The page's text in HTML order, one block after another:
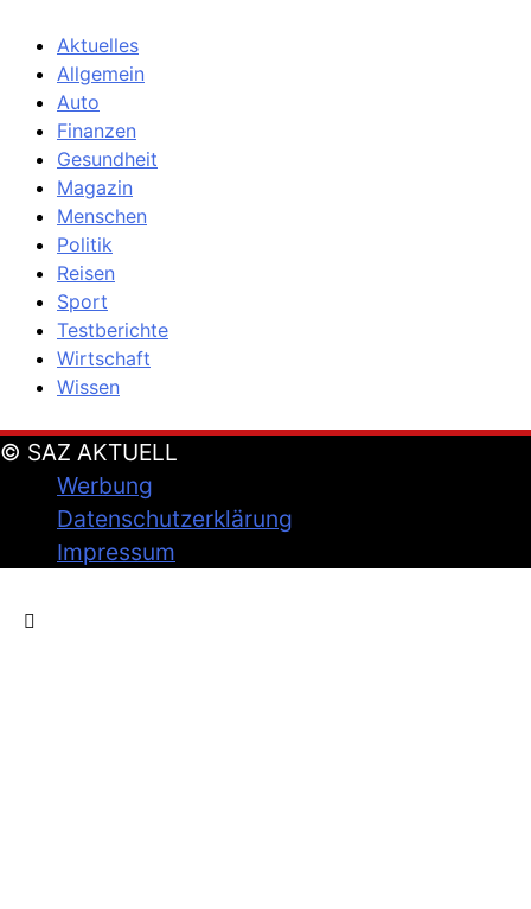
Aktuelles
Allgemein
Auto
Finanzen
Gesundheit
Magazin
Menschen
Politik
Reisen
Sport
Testberichte
Wirtschaft
Wissen
© SAZ AKTUELL
Werbung
Datenschutzerklärung
Impressum